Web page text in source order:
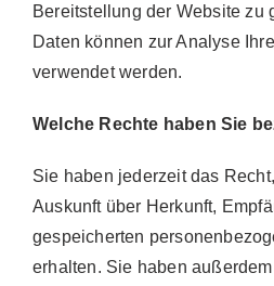
Bereitstellung der Website zu
Daten können zur Analyse
verwendet werden.
Welche Rechte haben Sie
Sie haben jederzeit das
Auskunft über Herkunft,
gespeicherten
erhalten. Sie haben